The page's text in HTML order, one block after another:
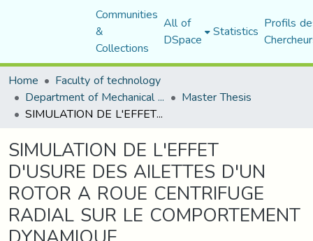
Communities
&
Collections
All of
DSpace Statistics Profils
Home
Faculty of technology
Department of Mechanical Engineering Master Thesis
SIMULATION DE L'EFFET D'USURE DES AILETTES D'UN ROTOR A ROUE CENTRIFUGE RADIAL SUR LE COMPORTEMENT DYNAMIQUE
SIMULATION DE L'EFFET
D'USURE DES AILETTES D'UN
ROTOR A ROUE CENTRIFUGE
RADIAL SUR LE COMPORTEMENT